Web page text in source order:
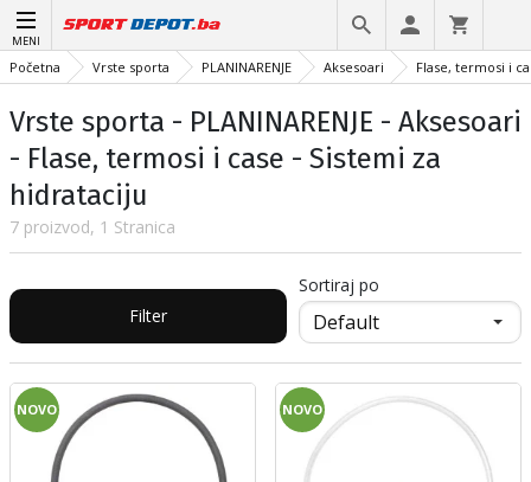
MENI
Početna Vrste sporta PLANINARENJE Aksesoari Flase, termosi i
Vrste sporta - PLANINARENJE - Aksesoari
- Flase, termosi i case - Sistemi za
hidrataciju
7 proizvod, 1 Stranica
Filter
Sortiraj po
NOVO NOVO